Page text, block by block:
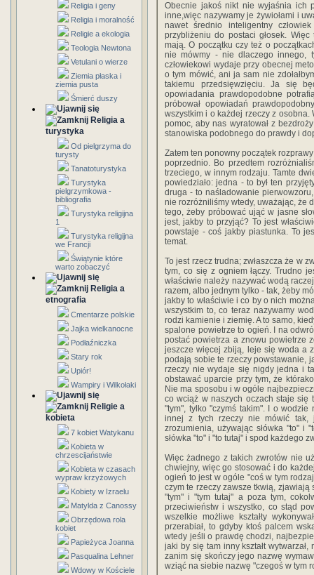
Religia i geny
Religia i moralność
Religie a ekologia
Teologia Newtona
Vetulani o wierze
Ziemia płaska i
ziemia pusta
Śmierć duszy
Religia a
turystyka
Od pielgrzyma do
turysty
Tanatoturystyka
Turystyka
pielgrzymkowa -
bibliografia
Turystyka religijna
1
Turystyka religijna
we Francji
Świątynie które
warto zobaczyć
Religia a
etnografia
Cmentarze polskie
Jajka wielkanocne
Podłaźniczka
Stary rok
Upiór!
Wampiry i Wilkołaki
Religie a
kobieta
7 kobiet Watykanu
Kobieta w
chrzescijaństwie
Kobieta w czasach
wypraw krzyżowych
Kobiety w Izraelu
Matylda z Canossy
Obrzędowa rola
kobiet
Papieżyca Joanna
Pasqualina Lehner
Wdowy w Kościele
Obecnie jakoś nikt nie wyjaśnia ich
inne,więc nazywamy je żywiołami i
nawet średnio inteligentny
przybliżeniu do postaci głosek.
mają. O początku czy też o
nie mówmy - nie dlaczego innego,
człowiekowi wydaje przy obecnej
o tym mówić, ani ja sam nie
takiemu przedsięwzięciu. Ja się
opowiadania prawdopodobne
próbował opowiadań
wszystkim i o każdej rzeczy z
pomoc, aby nas wyratował z
stanowiska podobnego do prawdy i
Zatem ten ponowny początek
poprzednio. Bo przedtem
trzeciego, w innym rodzaju. Tamte
powiedziało: jedna - to był ten
druga - to naśladowanie
nie rozróżniliśmy wtedy, uważając, że
tego, żeby próbować ująć w jasne
jest, jakby to przyjąć? To jest
powstaje - coś jakby piastunka. To
temat.
To jest rzecz trudna; zwłaszcza że w
tym, co się z ogniem łączy. Trudno
właściwie należy nazywać wodą
razem, albo jednym tylko - tak, żeby
jakby to właściwie i co by o nich
wszystkim to, co teraz nazywamy
rodzi kamienie i ziemię. A to samo,
spalone powietrze to ogień. I na
postać powietrza a znowu powietrze
jeszcze więcej zbiją, leje się woda a
podają sobie te rzeczy powstawanie,
rzeczy nie wydaje się nigdy jedna i
obstawać uparcie przy tym, że
Nie ma sposobu i w ogóle
co wciąż w naszych oczach staje się
"tym", tylko "czymś takim". I o
innej z tych rzeczy nie mówić tak,
zrozumienia, używając słówka "to" i
słówka "to" i "to tutaj" i spod każdego
Więc żadnego z takich zwrotów nie
chwiejny, więc go stosować i do
ogień to jest w ogóle "coś w tym
czym te rzeczy zawsze tkwią,
"tym" i "tym tutaj" a poza tym,
przeciwieństw i wszystko, co stąd
wszelkie możliwe kształty
przerabiał, to gdyby ktoś palcem
wtedy jeśli o prawdę chodzi,
jaki by się tam inny kształt
zanim się skończy jego nazwę
wziąć na siebie nazwę "czegoś w tym